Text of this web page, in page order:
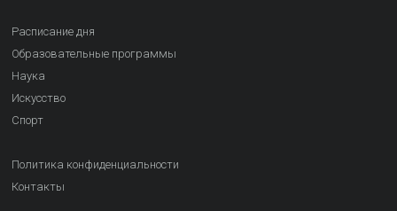
Расписание дня
Образовательные программы
Наука
Искусство
Спорт
Политика конфиденциальности
Контакты